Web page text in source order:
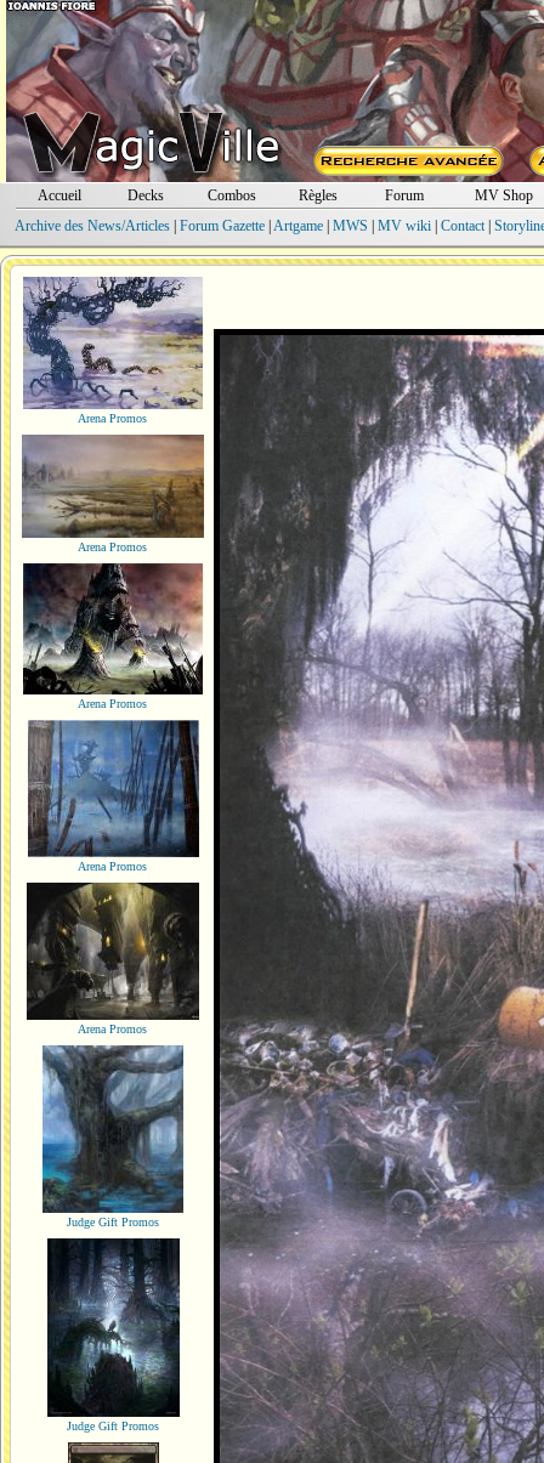
Accueil Decks Combos Règles Forum
MV Shop
Archive des News/Articles| Forum Gazette| Artgame| MWS MV wiki| Contact|
Arena Promos
Arena Promos
Arena Promos
Arena Promos
Arena Promos
Judge Gift Promos
Judge Gift Promos